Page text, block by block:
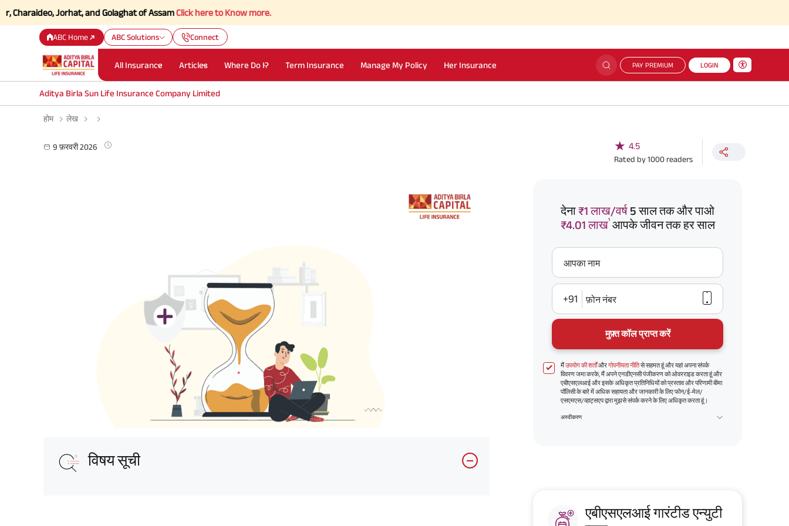
Jorhat, and Golaghat of AssamClick here to Know more.
ABC Home ABC Solutions Connect
All Insurance Articles Where Do I? Term Insurance Manage My Policy Her Insurance PAY PREMIUM LOGIN
Aditya Birla Sun Life Insurance Company Limited
होम लेख
9 फ़रवरी 2026 ★ 4.5
Rated by1000 readers
विषय सूची
देना₹1 लाख/वर्ष 5 साल तक और पाओ
₹4.01 लाख¹आपके जीवन तक हर साल
आपका नाम
+91 फ़ोन नंबर
मुफ़्त कॉल प्राप्त करें
मैंउपयोग की शर्तोंऔरगोपनीयता नीतिसे सहमत हूं और यहां अपना संपर्क
विवरण जमा करके, मैं अपने एनडीएनसी पंजीकरण को ओवरराइड करता हूं और
एबीएसएलआई और इसके अधिकृत प्रतिनिधियों को प्रस्ताव और परिणामी बीमा
पॉलिसी के बारे में अधिक सहायता और जानकारी के लिए फोन/ई-मेल/
एसएमएस/व्हाट्सएप द्वारा मुझसे संपर्क करने के लिए अधिकृत करता हूं।
अस्वीकरण
एबीएसएलआई गारंटीड एन्युटी